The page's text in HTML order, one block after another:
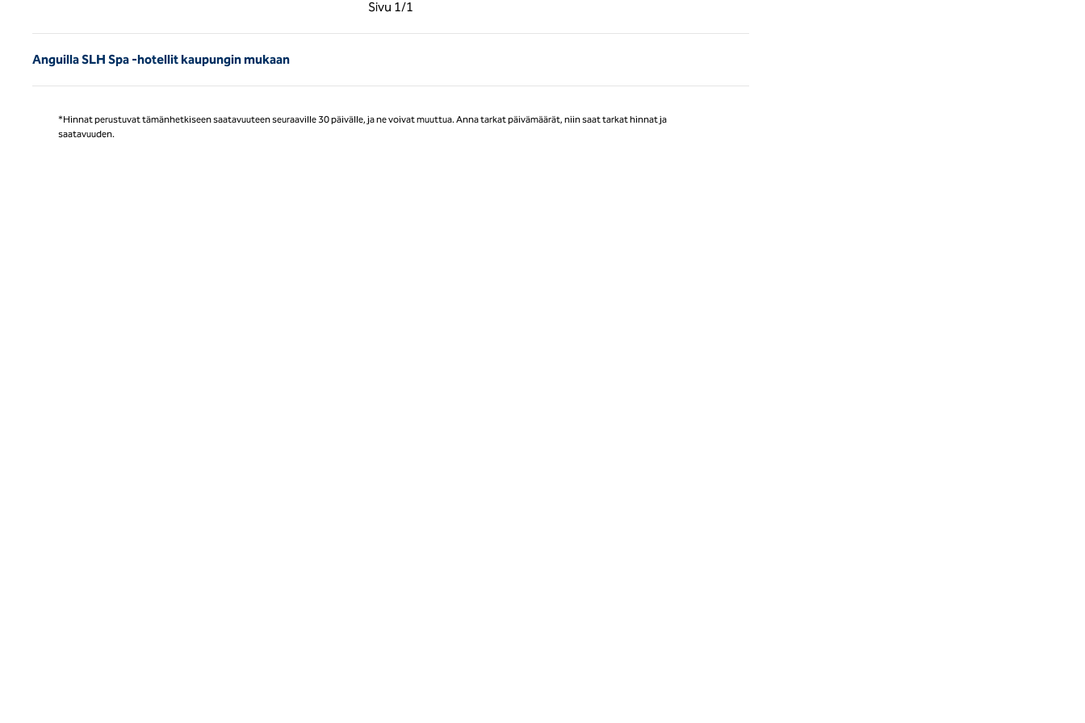
Sivu 1/1
Sivu 1/1
Anguilla SLH Spa -hotellit kaupungin mukaan
*Hinnat perustuvat tämänhetkiseen saatavuuteen seuraaville 30 päivälle, ja ne voivat muuttua. Anna tarkat päivämäärät, niin saat tarkat hinnat ja
saatavuuden.